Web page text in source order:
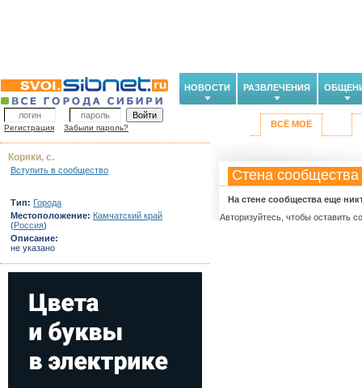
НОВОСТИ РАЗВЛЕЧЕНИЯ
Регистрация Забыли пароль? ВСЁ МОЁ
Стена сообщества
На стене сообщества еще
Авторизуйтесь, чтобы оставить
Коряки, с.
Вступить в сообщество
Тип: Города
Местоположение: Камчатский край
(Россия)
Описание:
не указано